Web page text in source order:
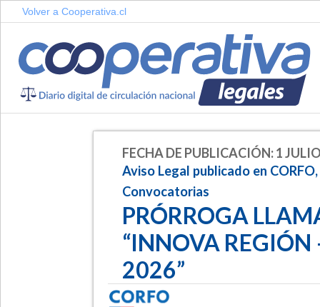
Volver a Cooperativa.cl
FECHA DE PUBLICACIÓN: 1
Aviso Legal publicado en
Convocatorias
PRÓRROGA
“INNOVA REGIÓN
2026”